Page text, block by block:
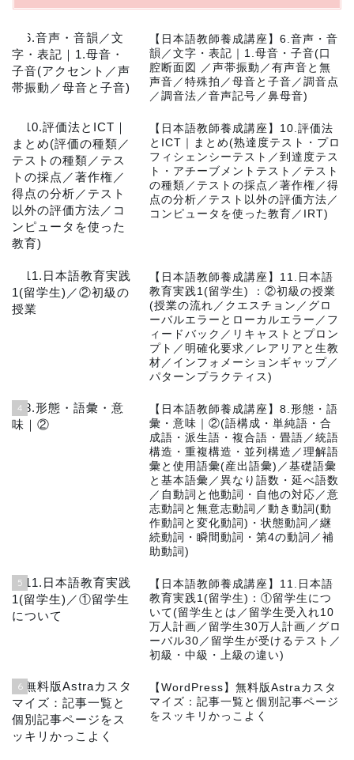
【日本語教師養成講座】6.音声・音
韻／文字・表記｜1.母音・子音(口
腔断面図 ／声帯振動／有声音と無
声音／特殊拍／母音と子音／調音点
／調音法／音声記号／鼻母音)
【日本語教師養成講座】10.評価法
とICT｜まとめ(熟達度テスト・プロ
フィシェンシーテスト／到達度テス
ト・アチーブメントテスト／テスト
の種類／テストの採点／著作権／得
点の分析／テスト以外の評価方法／
コンピュータを使った教育／IRT)
【日本語教師養成講座】11.日本語
教育実践1(留学生) ：②初級の授業
(授業の流れ／クエスチョン／グロ
ーバルエラーとローカルエラー／フ
ィードバック／リキャストとプロン
プト／明確化要求／レアリアと生教
材／インフォメーションギャップ／
パターンプラクティス)
4
【日本語教師養成講座】8.形態・語
彙・意味｜②(語構成・単純語・合
成語・派生語・複合語・畳語／統語
構造・重複構造・並列構造／理解語
彙と使用語彙(産出語彙)／基礎語彙
と基本語彙／異なり語数・延べ語数
／自動詞と他動詞・自他の対応／意
志動詞と無意志動詞／動き動詞(動
作動詞と変化動詞)・状態動詞／継
続動詞・瞬間動詞・第4の動詞／補
助動詞)
5
【日本語教師養成講座】11.日本語
教育実践1(留学生)：①留学生につ
いて(留学生とは／留学生受入れ10
万人計画／留学生30万人計画／グロ
ーバル30／留学生が受けるテスト／
初級・中級・上級の違い)
6
【WordPress】無料版Astraカスタ
マイズ：記事一覧と個別記事ページ
をスッキリかっこよく